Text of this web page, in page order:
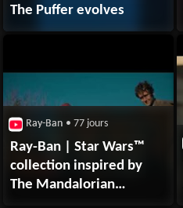
The Puffer evolves
Ray-Ban • 77 jours
Ray-Ban | Star Wars™
collection inspired by
The Mandalorian